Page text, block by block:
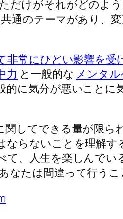
だけがそれがどのよ
通のテーマがあり、
非常にひどい影響を受
力 と一般的な メンタ
に気分が悪いこと
関してできる量が限
らないことを理解
て、人生を楽しんで
たは間違って行うこ